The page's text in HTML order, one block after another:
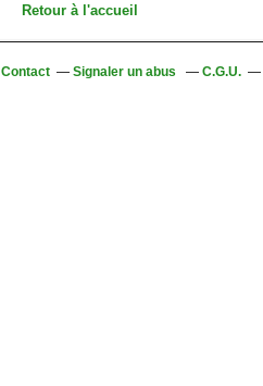
Retour à l'accueil
Contact Signaler un abus C.G.U.